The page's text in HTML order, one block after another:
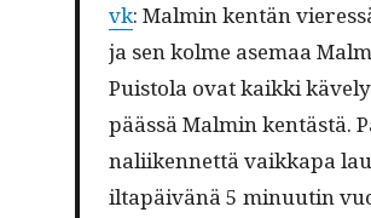
vk: Malmin ken­tän
ja sen kolme ase­maa
Puis­to­la ovat kaik­ki
päässä Malmin ken­tästä.
nali­iken­net­tä vaikka­pa
iltapäivänä 5 min­uutin